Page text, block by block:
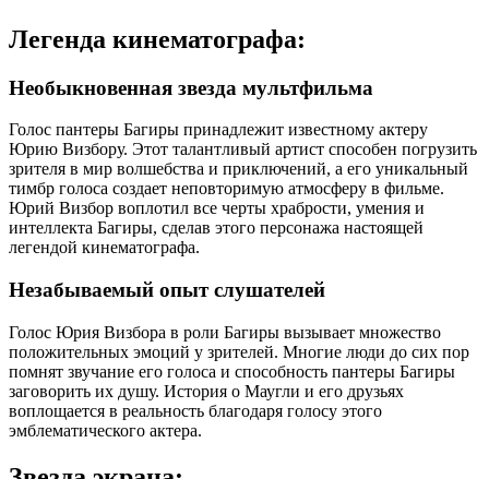
Легенда кинематографа:
Необыкновенная звезда мультфильма
Голос пантеры Багиры принадлежит известному актеру
Юрию Визбору. Этот талантливый артист способен погрузить
зрителя в мир волшебства и приключений, а его уникальный
тимбр голоса создает неповторимую атмосферу в фильме.
Юрий Визбор воплотил все черты храбрости, умения и
интеллекта Багиры, сделав этого персонажа настоящей
легендой кинематографа.
Незабываемый опыт слушателей
Голос Юрия Визбора в роли Багиры вызывает множество
положительных эмоций у зрителей. Многие люди до сих пор
помнят звучание его голоса и способность пантеры Багиры
заговорить их душу. История о Маугли и его друзьях
воплощается в реальность благодаря голосу этого
эмблематического актера.